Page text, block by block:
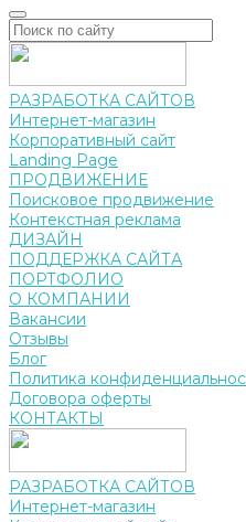
РАЗРАБОТКА САЙТОВ
Интернет-магазин
Корпоративный сайт
Landing Page
ПРОДВИЖЕНИЕ
Поисковое продвижение
Контекстная реклама
ДИЗАЙН
ПОДДЕРЖКА САЙТА
ПОРТФОЛИО
О КОМПАНИИ
Вакансии
Отзывы
Блог
Политика
Договора оферты
КОНТАКТЫ
РАЗРАБОТКА САЙТОВ
Интернет-магазин